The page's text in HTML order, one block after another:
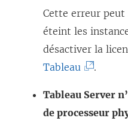
f
e
n
r
e
Cette erreur peut
éteint les
désactiver la
Tableau
.
Tableau Server
de processeur